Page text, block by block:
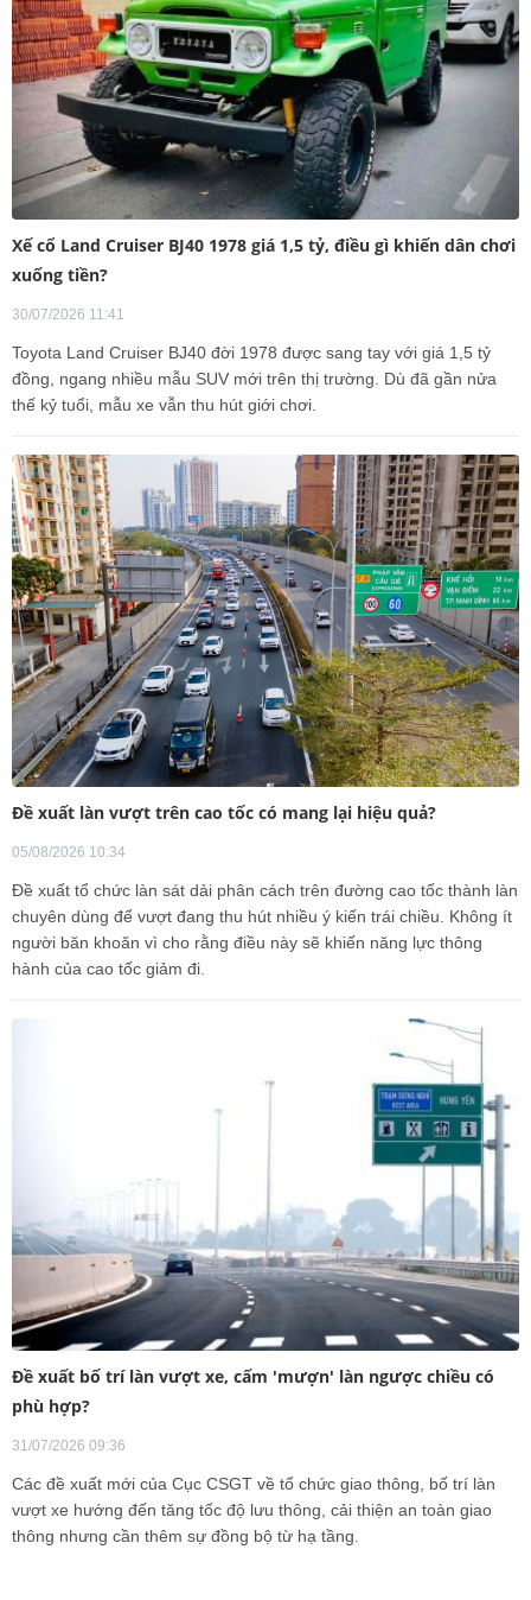
Xế cổ Land Cruiser BJ40 1978 giá 1,5 tỷ, điều gì khiến dân chơi
xuống tiền?
30/07/2026 11:41
Toyota Land Cruiser BJ40 đời 1978 được sang tay với giá 1,5 tỷ
đồng, ngang nhiều mẫu SUV mới trên thị trường. Dù đã gần nửa
thế kỷ tuổi, mẫu xe vẫn thu hút giới chơi.
Đề xuất làn vượt trên cao tốc có mang lại hiệu quả?
05/08/2026 10:34
Đề xuất tổ chức làn sát dải phân cách trên đường cao tốc thành làn
chuyên dùng để vượt đang thu hút nhiều ý kiến trái chiều. Không ít
người băn khoăn vì cho rằng điều này sẽ khiến năng lực thông
hành của cao tốc giảm đi.
Đề xuất bố trí làn vượt xe, cấm 'mượn' làn ngược chiều có
phù hợp?
31/07/2026 09:36
Các đề xuất mới của Cục CSGT về tổ chức giao thông, bố trí làn
vượt xe hướng đến tăng tốc độ lưu thông, cải thiện an toàn giao
thông nhưng cần thêm sự đồng bộ từ hạ tầng.